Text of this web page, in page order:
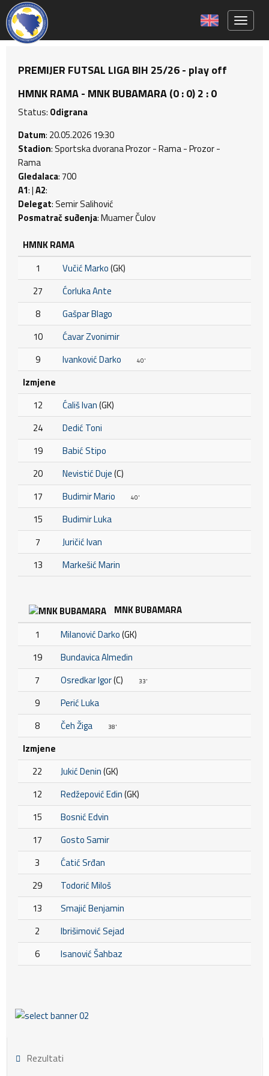
PREMIJER FUTSAL LIGA BIH 25/26 - play off
HMNK RAMA - MNK BUBAMARA (0 : 0) 2 : 0
Status: Odigrana
Datum: 20.05.2026 19:30
Stadion: Sportska dvorana Prozor - Rama - Prozor -
Rama
Gledalaca: 700
A1: |A2:
Delegat: Semir Salihović
Posmatrač suđenja: Muamer Čulov
HMNK RAMA
1
Vučić Marko(GK)
27
Ćorluka Ante
8
Gašpar Blago
10
Ćavar Zvonimir
9
Ivanković Darko 40'
Izmjene
12
Ćališ Ivan(GK)
24
Dedić Toni
19
Babić Stipo
20
Nevistić Duje(C)
17
Budimir Mario 40'
15
Budimir Luka
7
Juričić Ivan
13
Markešić Marin
MNK BUBAMARA
1
Milanović Darko(GK)
19
Bundavica Almedin
7
Osredkar Igor(C) 33'
9
Perić Luka
8
Čeh Žiga 38'
Izmjene
22
Jukić Denin(GK)
12
Redžepović Edin(GK)
15
Bosnić Edvin
17
Gosto Samir
3
Ćatić Srđan
29
Todorić Miloš
13
Smajić Benjamin
2
Ibrišimović Sejad
6
Isanović Šahbaz
Rezultati